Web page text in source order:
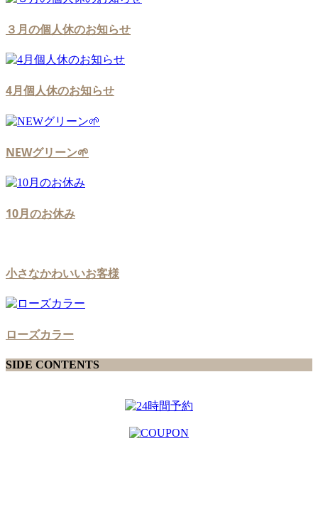
３月の個人休のお知らせ
4月個人休のお知らせ
NEWグリーン🌱
10月のお休み
小さなかわいいお客様
ローズカラー
SIDE CONTENTS